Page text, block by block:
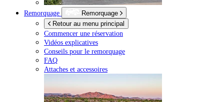
Remorquage
Remorquage
Retour au menu principal
Commencer une réservation
Vidéos explicatives
Conseils pour le remorquage
FAQ
Attaches et accessoires